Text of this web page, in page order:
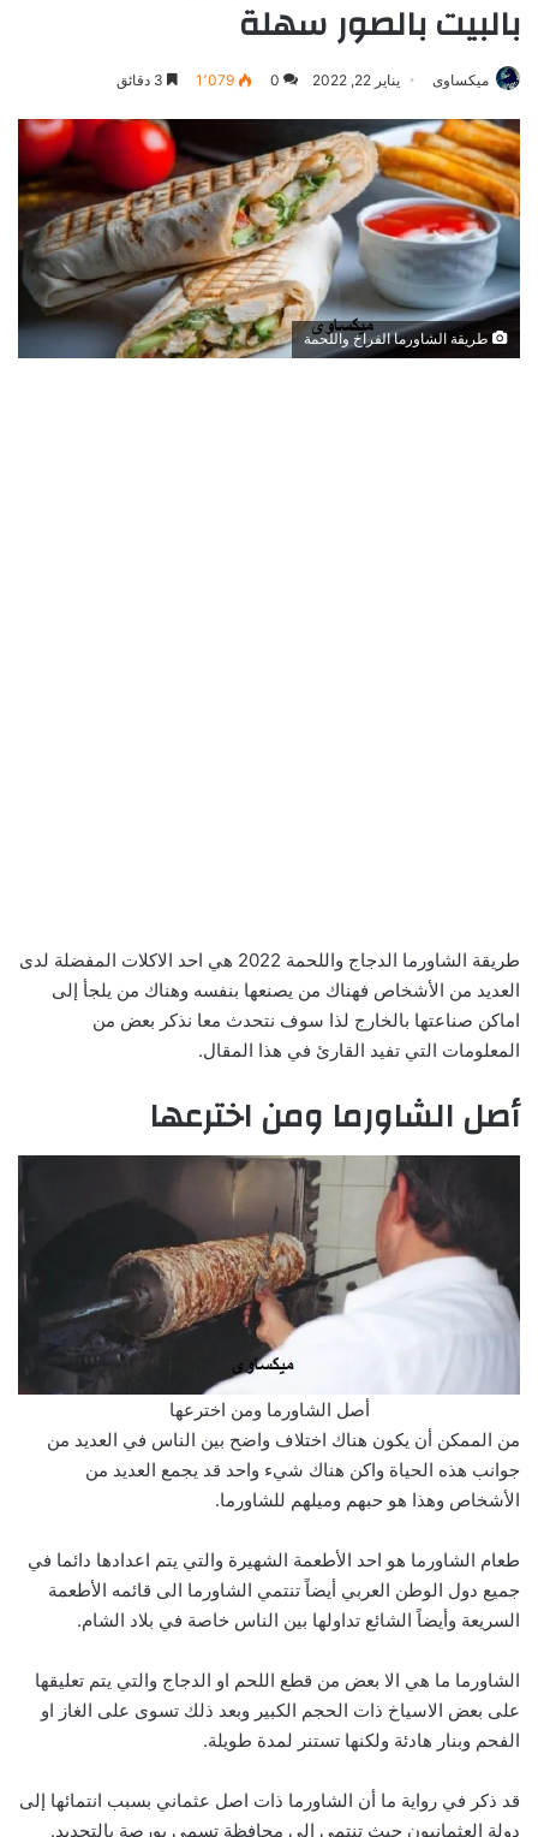
بالبيت بالصور سهلة
ميكساوى يناير 22, 2022 0 1٬079
طريقة الشاورما الفراخ واللحمة
طريقة الشاورما الدجاج واللحمة 2022 هي احد الاكلات المفضلة لدى
العديد من الأشخاص فهناك من يصنعها بنفسه وهناك من يلجأ إلى
اماكن صناعتها بالخارج لذا سوف نتحدث معا نذكر بعض من
المعلومات التي تفيد القارئ في هذا المقال.
أصل الشاورما ومن اخترعها
أصل الشاورما ومن اخترعها
من الممكن أن يكون هناك اختلاف واضح بين الناس في العديد من
جوانب هذه الحياة واكن هناك شيء واحد قد يجمع العديد من
الأشخاص وهذا هو حبهم وميلهم للشاورما.
طعام الشاورما هو احد الأطعمة الشهيرة والتي يتم اعدادها دائما في
جميع دول الوطن العربي أيضاً تنتمي الشاورما الى قائمه الأطعمة
السريعة وأيضاً الشائع تداولها بين الناس خاصة في بلاد الشام.
الشاورما ما هي الا بعض من قطع اللحم او الدجاج والتي يتم تعليقها
على بعض الاسياخ ذات الحجم الكبير وبعد ذلك تسوى على الغاز او
الفحم وبنار هادئة ولكنها تستنر لمدة طويلة.
قد ذكر في رواية ما أن الشاورما ذات اصل عثماني بسبب انتمائها إلى
دولة العثمانيون حيث تنتمي الى محافظة تسمى بورصة بالتحديد.